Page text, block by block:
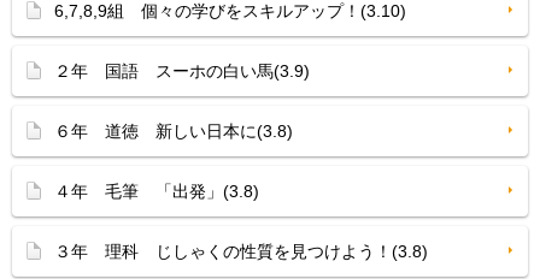
6,7,8,9組 個々の学びをスキルアップ！(3.10)
２年 国語 スーホの白い馬(3.9)
６年 道徳 新しい日本に(3.8)
４年 毛筆 「出発」(3.8)
３年 理科 じしゃくの性質を見つけよう！(3.8)